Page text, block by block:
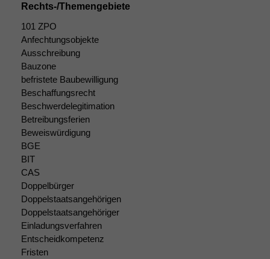
Rechts-/Themengebiete
101 ZPO
Anfechtungsobjekte
Ausschreibung
Bauzone
befristete Baubewilligung
Beschaffungsrecht
Beschwerdelegitimation
Betreibungsferien
Beweiswürdigung
BGE
BIT
CAS
Doppelbürger
Doppelstaatsangehörigen
Doppelstaatsangehöriger
Einladungsverfahren
Entscheidkompetenz
Fristen